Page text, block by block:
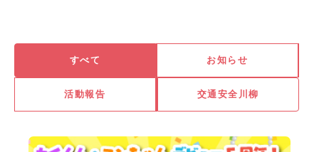
すべて お知らせ
活動報告 交通安全川柳